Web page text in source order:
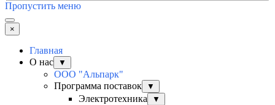
Пропустить меню
×
Главная
О нас
▼
ООО "Альпарк"
Программа поставок
▼
Электротехника ▼